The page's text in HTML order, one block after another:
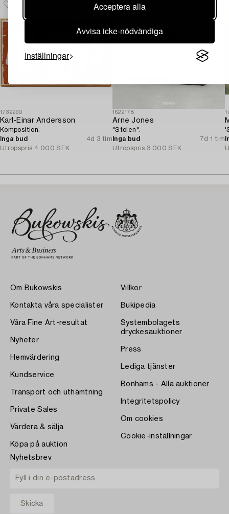
Acceptera alla
Avvisa icke-nödvändiga
Inställningar
1732290
Karl-Einar Andersson
Komposition.
Inga bud
4d 3 tim
Utropspris 4 000 SEK
1622178
Arne Jones
"Stolen".
Inga bud
7d 1 tim
Utropspris 3 000 SEK
Om Bukowskis
Kontakta våra specialister
Våra Fine Art-resultat
Nyheter
Hemvärdering
Kundservice
Transport och uthämtning
Private Sales
Värdera & sälja
Köpa på auktion
Villkor
Bukipedia
Systembolagets
dryckesauktioner
Press
Lediga tjänster
Bonhams - Alla auktioner
Integritetspolicy
Om cookies
Cookie-inställningar
Nyhetsbrev